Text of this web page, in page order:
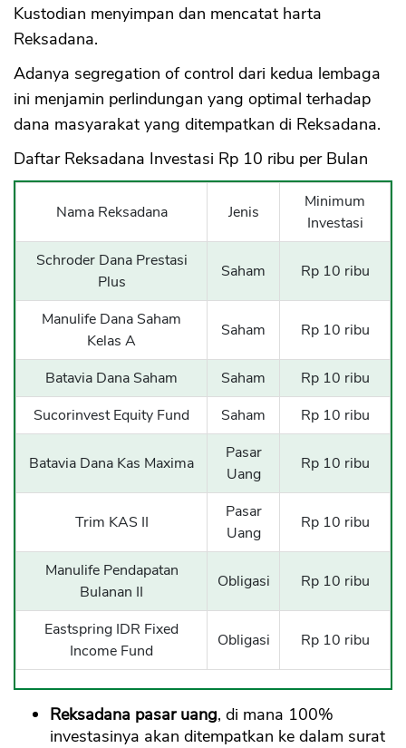
Kustodian menyimpan dan mencatat harta
Reksadana.
Adanya segregation of control dari kedua lembaga
ini menjamin perlindungan yang optimal terhadap
dana masyarakat yang ditempatkan di Reksadana.
Daftar Reksadana Investasi Rp 10 ribu per Bulan
Nama Reksadana Jenis
Minimum
Investasi
Schroder Dana Prestasi
Plus
Saham Rp 10 ribu
Manulife Dana Saham
Kelas A
Saham Rp 10 ribu
Batavia Dana Saham Saham
Rp 10 ribu
Sucorinvest Equity Fund
Saham Rp 10 ribu
Batavia Dana Kas Maxima
Pasar
Uang
Rp 10 ribu
Trim KAS II
Pasar
Uang
Rp 10 ribu
Manulife Pendapatan
Bulanan II
Obligasi Rp 10 ribu
Eastspring IDR Fixed
Income Fund
Obligasi Rp 10 ribu
Reksadana pasar uang, di mana 100%
investasinya akan ditempatkan ke dalam surat